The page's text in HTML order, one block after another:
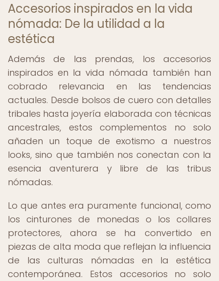
Accesorios inspirados en la vida
nómada: De la utilidad a la
estética
Además de las prendas, los accesorios
inspirados en la vida nómada también han
cobrado relevancia en las tendencias
actuales. Desde bolsos de cuero con detalles
tribales hasta joyería elaborada con técnicas
ancestrales, estos complementos no solo
añaden un toque de exotismo a nuestros
looks, sino que también nos conectan con la
esencia aventurera y libre de las tribus
nómadas.
Lo que antes era puramente funcional, como
los cinturones de monedas o los collares
protectores, ahora se ha convertido en
piezas de alta moda que reflejan la influencia
de las culturas nómadas en la estética
contemporánea. Estos accesorios no solo